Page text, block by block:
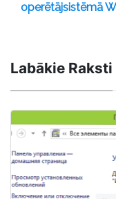
operētājsistēmā
Labākie Raksti